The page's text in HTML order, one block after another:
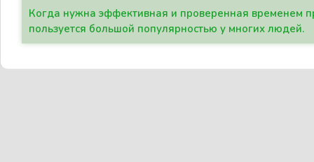
Когда нужна эффективная и проверенная временем
пользуется большой популярностью у многих людей.